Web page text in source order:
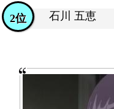
石川 五恵
2位